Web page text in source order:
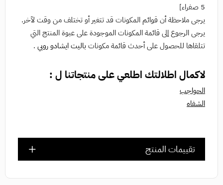
5 صفراء]
يرجى ملاحظة أن قوائم المكونات قد تتغير أو تختلف من وقت لآخر.
يرجى الرجوع إلى قائمة المكونات الموجودة على عبوة المنتج التي
تتلقاها للحصول على أحدث قائمة مكونات باليت ايشادو روبي .
لاكمال اطلالتك اطلعي على منتجاتنا ل :
الحواجب
الشفاه
تقييمات المنتج